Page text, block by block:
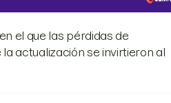
el que las pérdidas de
actualización se invirtieron al